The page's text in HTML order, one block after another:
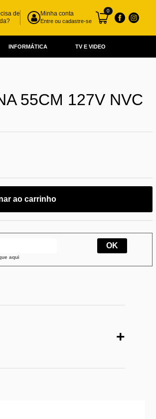
de
Minha conta
Entre ou cadastre-se
0
INFORMÁTICA TV E VIDEO
55CM 127V NVC
ao carrinho
aqui
OK
+